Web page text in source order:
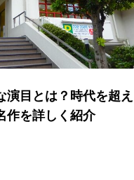
演目とは？時代を超え
作を詳しく紹介